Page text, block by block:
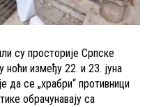
су просторије Српске
између 22. и 23. јуна
да се „храбри“ противници
обрачунавају са